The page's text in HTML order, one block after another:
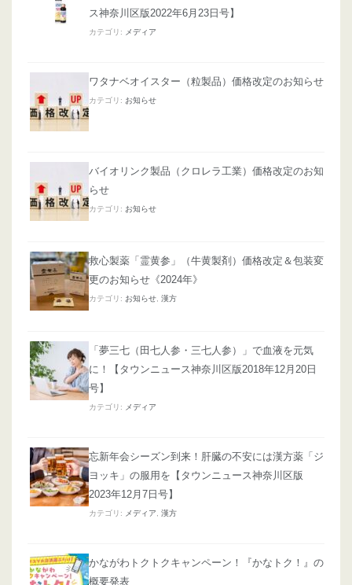
ス神奈川区版2022年6月23日号】
カテゴリ: メディア
ワタナベオイスター（粒製品）価格改定のお知らせ
カテゴリ: お知らせ
バイオリンク製品（クロレラ工業）価格改定のお知
らせ
カテゴリ: お知らせ
救心製薬「霊黄参」（牛黄製剤）価格改定＆包装変
更のお知らせ《2024年》
カテゴリ: お知らせ 漢方
「夢三七（田七人参・三七人参）」で血液を元気
に！【タウンニュース神奈川区版2018年12月20日
号】
カテゴリ: メディア
忘新年会シーズン到来！肝臓の不安には漢方薬「ジ
ヨッキ」の服用を【タウンニュース神奈川区版
2023年12月7日号】
カテゴリ: メディア 漢方
かながわトクトクキャンペーン！『かなトク！』の
概要発表